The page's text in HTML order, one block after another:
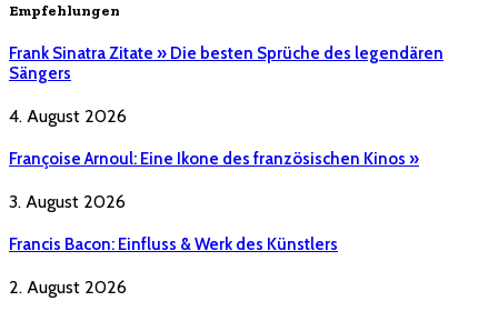
Empfehlungen
Frank Sinatra Zitate » Die besten Sprüche des legendären
Sängers
4. August 2026
Françoise Arnoul: Eine Ikone des französischen Kinos »
3. August 2026
Francis Bacon: Einfluss & Werk des Künstlers
2. August 2026